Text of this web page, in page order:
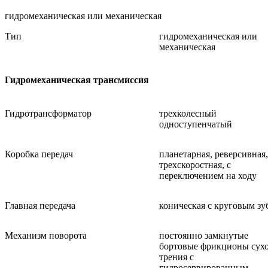
гидромеханическая или механическая
Тип
гидромеханическая или
механическая
Гидромеханическая трансмиссия
Гидротрансформатор
трехколесный
одноступенчатый
Коробка передач
планетарная, реверсивная,
трехскоростная, с
переключением на ходу
Главная передача коническая с круговым
Механизм поворота
постоянно замкнутые
бортовые фрикцио­ны
трения с